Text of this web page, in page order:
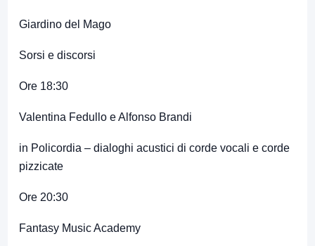
Giardino del Mago
Sorsi e discorsi
Ore 18:30
Valentina Fedullo e Alfonso Brandi
in Policordia – dialoghi acustici di corde vocali e corde
pizzicate
Ore 20:30
Fantasy Music Academy